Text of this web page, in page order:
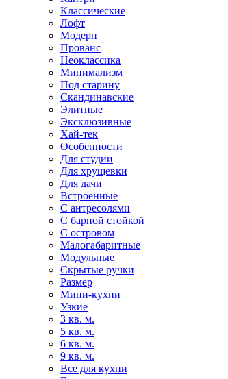
Классические
Лофт
Модерн
Прованс
Неоклассика
Минимализм
Под старину
Скандинавские
Элитные
Эксклюзивные
Хай-тек
Особенности
Для студии
Для хрущевки
Для дачи
Встроенные
С антресолями
С барной стойкой
С островом
Малогабаритные
Модульные
Скрытые ручки
Размер
Мини-кухни
Узкие
3 кв. м.
5 кв. м.
6 кв. м.
9 кв. м.
Все для кухни